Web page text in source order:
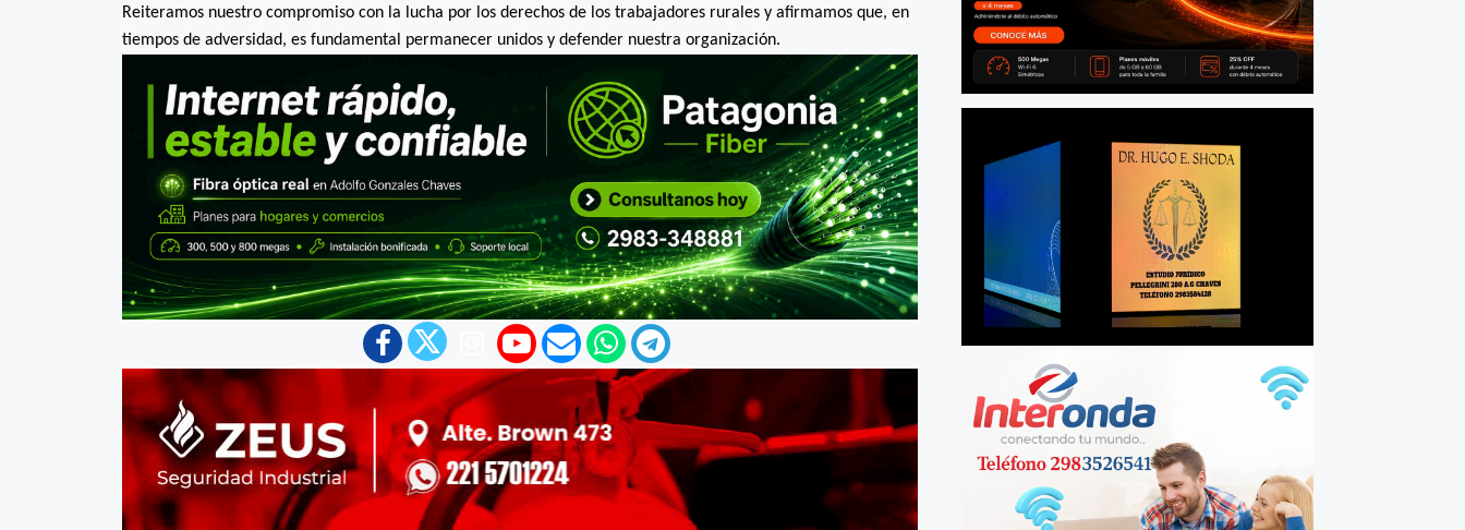
Reiteramos nuestro compromiso con la lucha por los derechos de los trabajadores rurales y afirmamos que, en
tiempos de adversidad, es fundamental permanecer unidos y defender nuestra organización.